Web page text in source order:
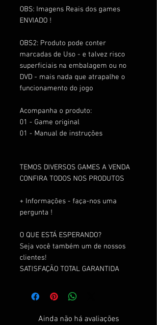
OBS: Imagens Reais dos games
ENVIADO !
OBS2: Produto pode conter
marcadas de Uso - e talvez risco
superficiais na embalagem ou no
DVD - mais nada que atrapalhe o
funcionamento do jogo
Acompanha o produto:
01 - Game original
01 - Manual de instruções
TEMOS DIVERSOS GAMES A VENDA
CONFIRA TODOS NOS PRODUTOS
+ Informações - faça-nos uma
pergunta !
O QUE ESTÁ ESPERANDO?
Seja você também um de nossos
clientes!
SATISFAÇÃO TOTAL GARANTIDA
Ainda não há avaliações